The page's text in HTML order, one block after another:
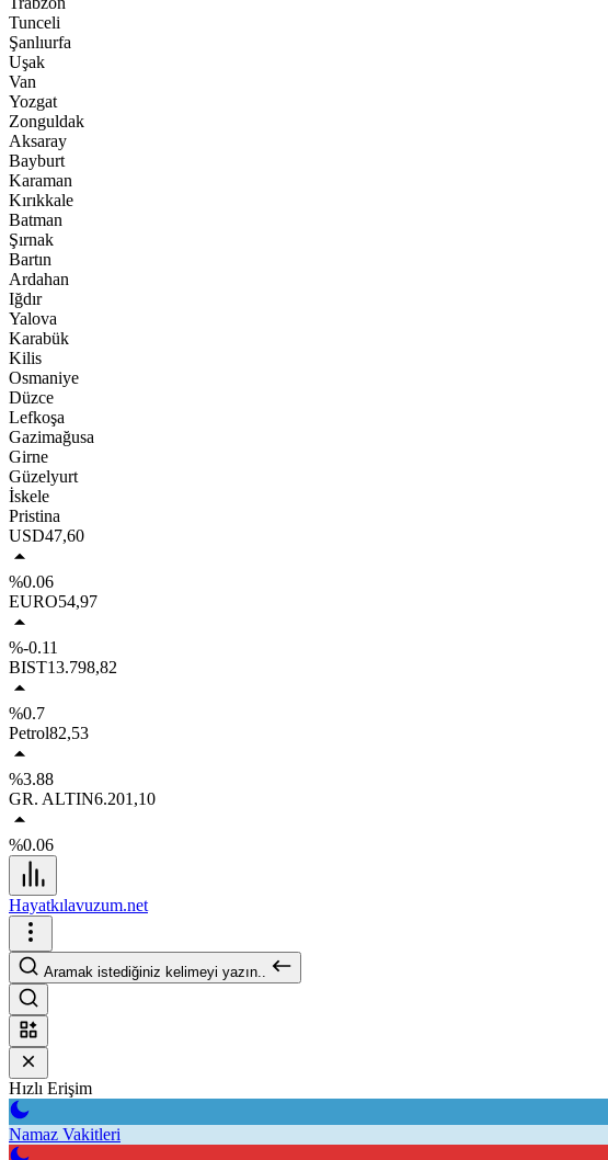
Tunceli
Şanlıurfa
Uşak
Van
Yozgat
Zonguldak
Aksaray
Bayburt
Karaman
Kırıkkale
Batman
Şırnak
Bartın
Ardahan
Iğdır
Yalova
Karabük
Kilis
Osmaniye
Düzce
Lefkoşa
Gazimağusa
Girne
Güzelyurt
İskele
Pristina
USD47,60
%0.06
EURO54,97
%-0.11
BIST13.798,82
%0.7
Petrol82,53
%3.88
GR. ALTIN6.201,10
%0.06
Hayatkılavuzum.net
Aramak istediğiniz kelimeyi yazın..
Hızlı Erişim
Namaz Vakitleri